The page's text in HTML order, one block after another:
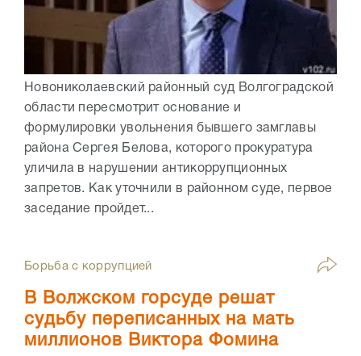
Новониколаевский районный суд Волгоградской
области пересмотрит основание и
формулировки увольнения бывшего замглавы
района Сергея Белова, которого прокуратура
уличила в нарушении антикоррупционных
запретов. Как уточнили в районном суде, первое
заседание пройдет...
Борьба с коррупцией
В Волжском горсуде решат
судьбу переписанных на мать
миллионов Виктора Фомина